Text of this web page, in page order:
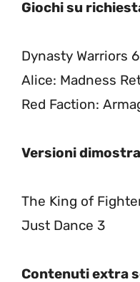
Giochi su
Dynasty Warriors
Alice: Madness
Red Faction:
Versioni
The King of
Just Dance 3
Contenuti extra